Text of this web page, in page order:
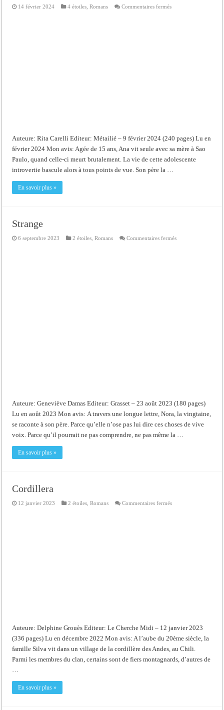
14 février 2024 4 étoiles ,Romans Commentaires ferméssur
Auteure: Rita Carelli Editeur: Métailié – 9 février 2024 (240 pages) Lu en
février 2024 Mon avis: Agée de 15 ans, Ana vit seule avec sa mère à Sao
Paulo, quand celle-ci meurt brutalement. La vie de cette adolescente
introvertie bascule alors à tous points de vue. Son père la …
En savoir plus »
Strange
6 septembre 2023 2 étoiles ,Romans Commentaires ferméssur
Auteure: Geneviève Damas Editeur: Grasset – 23 août 2023 (180 pages)
Lu en août 2023 Mon avis: A travers une longue lettre, Nora, la vingtaine,
se raconte à son père. Parce qu’elle n’ose pas lui dire ces choses de vive
voix. Parce qu’il pourrait ne pas comprendre, ne pas même la …
En savoir plus »
Cordillera
12 janvier 2023 2 étoiles ,Romans Commentaires ferméssur
Auteure: Delphine Grouès Editeur: Le Cherche Midi – 12 janvier 2023
(336 pages) Lu en décembre 2022 Mon avis: A l’aube du 20ème siècle, la
famille Silva vit dans un village de la cordillère des Andes, au Chili.
Parmi les membres du clan, certains sont de fiers montagnards, d’autres de
En savoir plus »